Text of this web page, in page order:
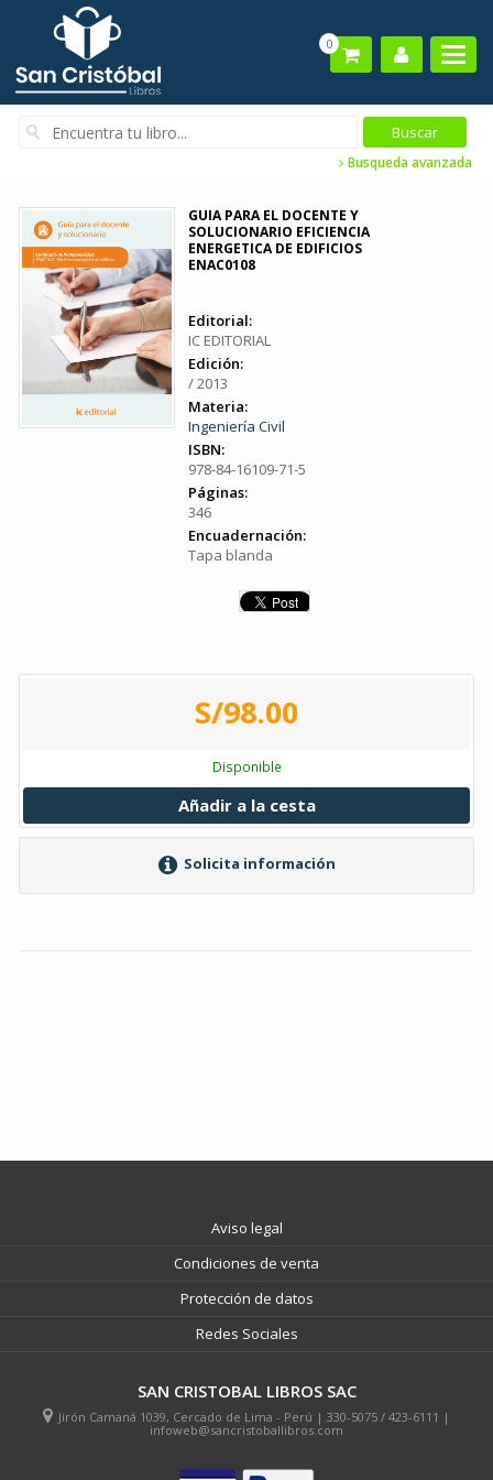
0
Busqueda avanzada
GUIA PARA EL DOCENTE Y
SOLUCIONARIO EFICIENCIA
ENERGETICA DE EDIFICIOS
ENAC0108
Editorial:
IC EDITORIAL
Edición:
/ 2013
Materia:
Ingeniería Civil
ISBN:
978-84-16109-71-5
Páginas:
346
Encuadernación:
Tapa blanda
S/98.00
Disponible
Añadir a la cesta
Solicita información
Aviso legal
Condiciones de venta
Protección de datos
Redes Sociales
SAN CRISTOBAL LIBROS SAC
Jirón Camaná 1039, Cercado de Lima - Perú | 330-5075 / 423-6111 |
infoweb@sancristoballibros.com